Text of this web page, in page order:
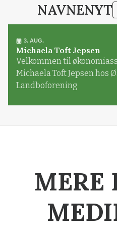
NAVNENYT
3. AUG.
Michaela Toft Jepsen
Velkommen til
Michaela Toft Jepsen hos
Landboforening
MERE